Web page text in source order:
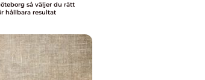
väljer du rätt
hållbara resultat